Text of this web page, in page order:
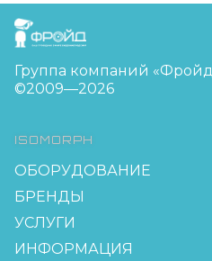
FreudGroup
Группа компаний
©2009—2026
ISOMORPH
ОБОРУДОВАНИЕ
БРЕНДЫ
УСЛУГИ
ИНФОРМАЦИЯ